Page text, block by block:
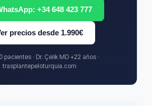
+34 648 423 777
precios desde 1.990€
pacientes · Dr. Çelik MD +22 años ·
trasplantepeloturquia.com